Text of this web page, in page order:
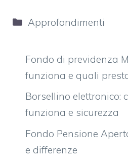
Categorie
Approfondimenti
Fondo di previdenza
funziona e quali
Borsellino elettronico:
funziona e sicurezza
Fondo Pensione
e differenze